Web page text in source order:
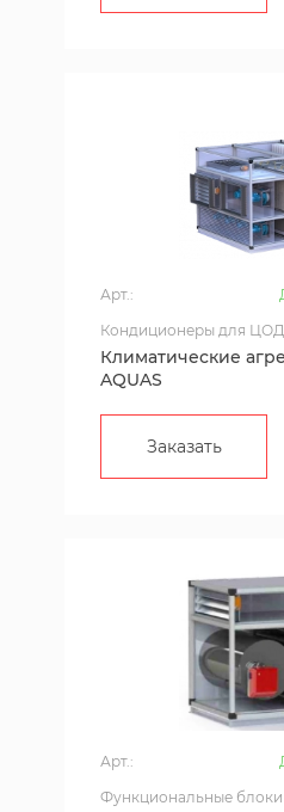
Арт.:
Кондиционеры для ЦОД
Климатические
AQUAS
Заказать
Арт.:
Функциональные блоки